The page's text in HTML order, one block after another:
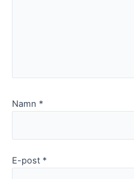
Namn *
E-post *
funktionalitet
hemsidan.
Genom att dela
med dig av dina